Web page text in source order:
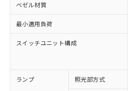
ベゼル材質
最小適用負荷
スイッチユニット構成
ランプ 照光部方式